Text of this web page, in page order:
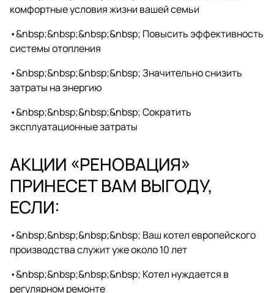
комфортные условия жизни вашей семьи
•&nbsp;&nbsp;&nbsp;&nbsp; Повысить эффективность
системы отопления
•&nbsp;&nbsp;&nbsp;&nbsp; Значительно снизить
затраты на энергию
•&nbsp;&nbsp;&nbsp;&nbsp; Сократить
эксплуатационные затраты
АКЦИИ «РЕНОВАЦИЯ»
ПРИНЕСЕТ ВАМ ВЫГОДУ,
ЕСЛИ:
•&nbsp;&nbsp;&nbsp;&nbsp; Ваш котел европейского
производства служит уже около 10 лет
•&nbsp;&nbsp;&nbsp;&nbsp; Котел нуждается в
регулярном ремонте